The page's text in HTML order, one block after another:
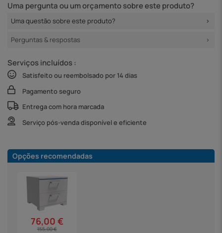
Uma pergunta ou um orçamento sobre este produto?
Uma questão sobre este produto?
Perguntas & respostas
Serviços incluídos :
Satisfeito ou reembolsado por 14 dias
Pagamento seguro
Entrega com hora marcada
Serviço pós-venda disponível e eficiente
Opções recomendadas
76,00 €
155,00 €